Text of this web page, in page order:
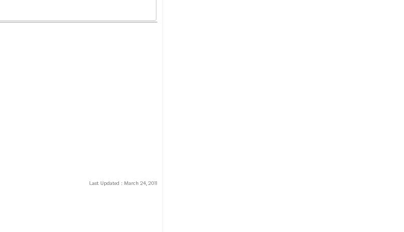
Last Updated : March 24, 2011